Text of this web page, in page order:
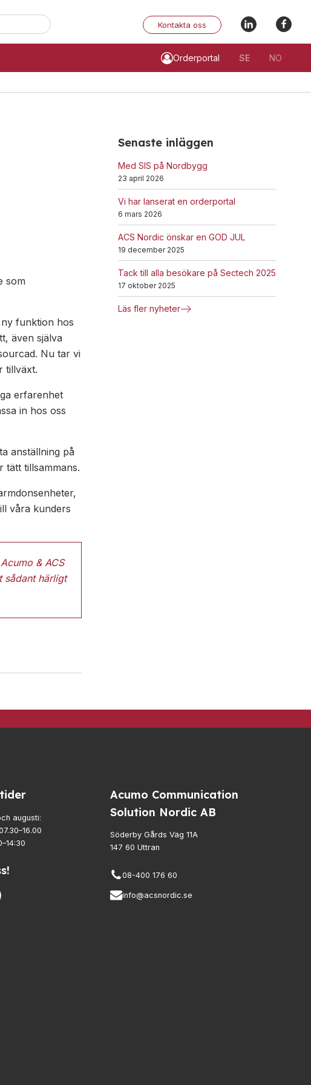
När automatisk komplettering av resultat är tillgängliga
Kontakta oss
Orderportal SE NO
Kombinerade enheter
Tillbehör
MED-klassade
Strömförsörjning
som
funktion hos
även själva
Nu tar vi
tillväxt.
erfarenhet
in hos oss
anställning på
tätt tillsammans.
våra kunders
& ACS
sådant härligt
Senaste inläggen
Med SIS på Nordbygg
23 april 2026
Vi har lanserat en orderportal
6 mars 2026
ACS Nordic önskar en GOD JUL
19 december 2025
Tack till alla besökare på Sectech 2025
17 oktober 2025
Läs fler nyheter
augusti:
Acumo Communication
Solution Nordic AB
Söderby Gårds Väg 11A
147 60 Uttran
08-400 176 60
info@acsnordic.se